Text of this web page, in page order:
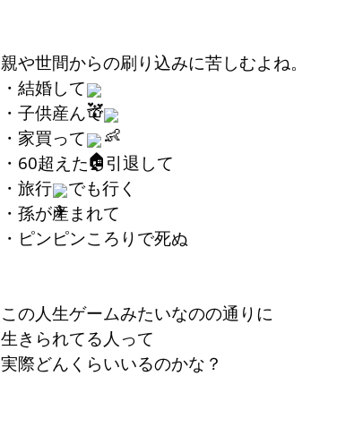
親や世間からの刷り込みに苦しむよね。
・結婚して
・子供産んで
・家買って
・60超えたら引退して
・旅行
でも行く
・孫が産まれて
・ピンピンころりで死ぬ
この人生ゲームみたいなのの通りに
生きられてる人って
実際どんくらいいるのかな？